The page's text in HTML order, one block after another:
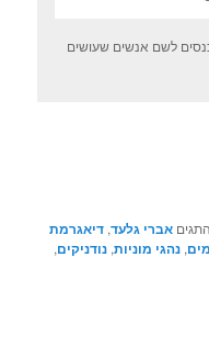
לשם אנשים שעושים
אברי גלעד,דיאגרמת
,נהגי מוניות,נודניקים,